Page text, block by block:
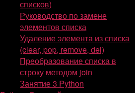
списков)
Руководство по замене
элементов списка
Удаление элемента из списка
(clear, pop, remove, del)
Преобразование списка в
строку методом join
Занятие 3 Python